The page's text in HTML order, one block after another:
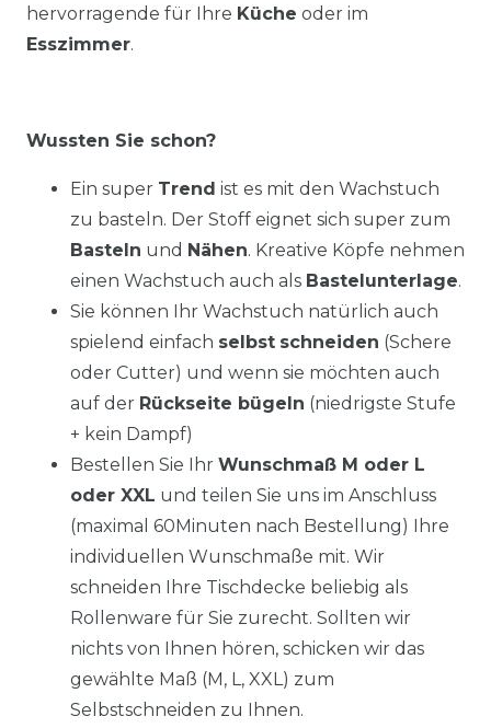
hervorragende für Ihre Küche oder im
Esszimmer.
Wussten Sie schon?
Ein super Trend ist es mit den Wachstuch
zu basteln. Der Stoff eignet sich super zum
Basteln und Nähen. Kreative Köpfe nehmen
einen Wachstuch auch als Bastelunterlage.
Sie können Ihr Wachstuch natürlich auch
spielend einfach selbst schneiden (Schere
oder Cutter) und wenn sie möchten auch
auf der Rückseite bügeln (niedrigste Stufe
+ kein Dampf)
Bestellen Sie Ihr Wunschmaß M oder L
oder XXL und teilen Sie uns im Anschluss
(maximal 60Minuten nach Bestellung) Ihre
individuellen Wunschmaße mit. Wir
schneiden Ihre Tischdecke beliebig als
Rollenware für Sie zurecht. Sollten wir
nichts von Ihnen hören, schicken wir das
gewählte Maß (M, L, XXL) zum
Selbstschneiden zu Ihnen.